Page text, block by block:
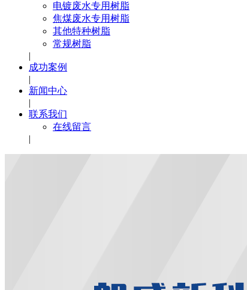
电镀废水专用树脂
焦煤废水专用树脂
其他特种树脂
常规树脂
|
成功案例
|
新闻中心
|
联系我们
在线留言
|